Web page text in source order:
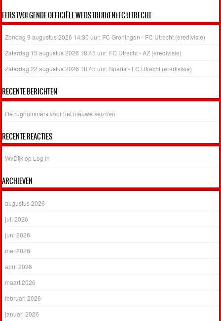
Post navigation
EERSTVOLGENDE OFFICIËLE WEDSTRIJD(EN) FC UTRECHT
Zondag 9 augustus 2026 14:30 uur: FC Groningen - FC Utrecht (eredivisie)
Zaterdag 15 augustus 2026 18:45 uur: FC Utrecht - AZ (eredivisie)
Zaterdag 22 augustus 2026 18:45 uur: Sparta - FC Utrecht (eredivisie)
RECENTE BERICHTEN
De rugnummers voor het nieuwe seizoen
RECENTE REACTIES
WvDijk op Log In
ARCHIEVEN
augustus 2026
juli 2026
juni 2026
mei 2026
april 2026
maart 2026
februari 2026
januari 2026